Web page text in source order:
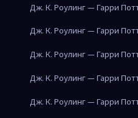
Дж. К. Роулинг — Гарри
Дж. К. Роулинг — Гарри
Дж. К. Роулинг — Гарри
Дж. К. Роулинг — Гарри
Дж. К. Роулинг — Гарри